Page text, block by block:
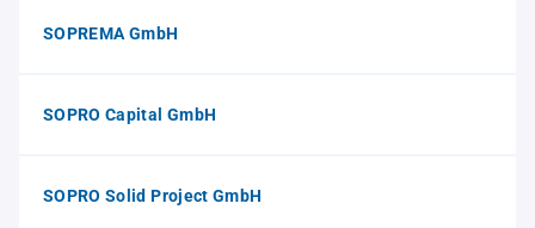
SOPREMA GmbH
SOPRO Capital GmbH
SOPRO Solid Project GmbH